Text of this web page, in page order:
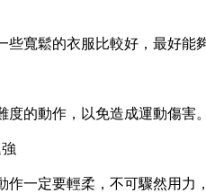
些寬鬆的衣服比較好，最好能
度的動作，以免造成運動傷害
作一定要輕柔，不可驟然用力